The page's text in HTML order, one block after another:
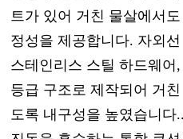
트가 있어 거친 물살에서
정성을 제공합니다. 자외
스테인리스 스틸 하드웨
등급 구조로 제작되어 거
도록 내구성을 높였습니